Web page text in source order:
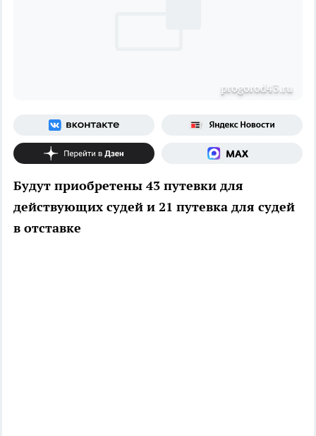
progorod43.ru
Будут приобретены 43 путевки для
действующих судей и 21 путевка для судей
в отставке